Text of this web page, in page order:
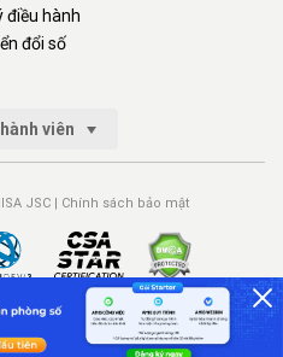
điều hành
đổi số
viên
JSC | Chính sách bảo mật